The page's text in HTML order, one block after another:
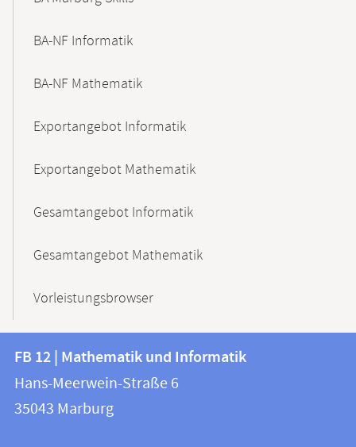
BA-NF Informatik
BA-NF Mathematik
Exportangebot Informatik
Exportangebot Mathematik
Gesamtangebot Informatik
Gesamtangebot Mathematik
Vorleistungsbrowser
Kontakt
und
Informationen
FB
12
|
FB 12 | Mathematik und Informatik
Hans-Meerwein-Straße 6
35043 Marburg